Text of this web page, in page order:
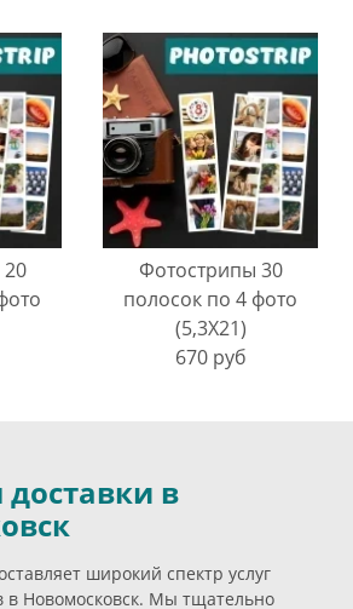
Фотострипы 30
полосок по 4 фото
(5,3Х21)
670 руб
в
широкий спектр услуг
в Новомосковск. Мы тщательно